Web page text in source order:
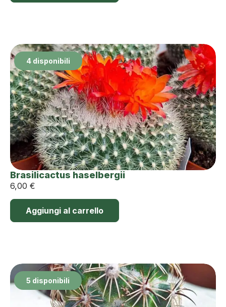
4 disponibili
Brasilicactus haselbergii
6,00 €
Aggiungi al carrello
5 disponibili